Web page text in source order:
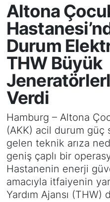
Altona
Durum
THW Büyük
Verdi
Hamburg – Altona
(AKK) acil durum güç
gelen teknik arıza
geniş çaplı bir
Hastanenin enerji
amacıyla itfaiyenin
Yardım Ajansı
HAMBURG
SPOR
DEUTSCH
EKONOMİ
SİYASET
SAĞLIK
Puan Durumu ve
Tüm Manşetler
Son Dakika Haberleri
Haber Arşivi